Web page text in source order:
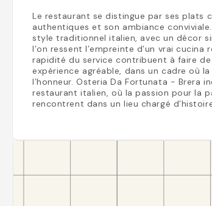
Le restaurant se distingue par ses plats
authentiques et son ambiance
style traditionnel italien, avec un décor
l’on ressent l’empreinte d’un vrai cucina
rapidité du service contribuent à faire de
expérience agréable, dans un cadre où
l’honneur. Osteria Da Fortunata - Brera
restaurant italien, où la passion pour la
rencontrent dans un lieu chargé